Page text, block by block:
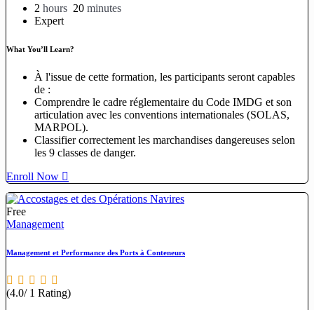
2 hours 20 minutes
Expert
What You’ll Learn?
À l'issue de cette formation, les participants seront capables
de :
Comprendre le cadre réglementaire du Code IMDG et son
articulation avec les conventions internationales (SOLAS,
MARPOL).
Classifier correctement les marchandises dangereuses selon
les 9 classes de danger.
Enroll Now
Free
Management
Management et Performance des Ports à Conteneurs
(4.0/ 1 Rating)